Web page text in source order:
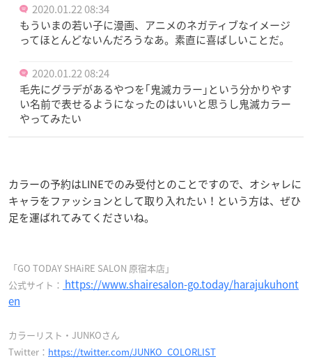
2020.01.22 08:34
もういまの若い子に漫画、アニメのネガティブなイメージ
ってほとんどないんだろうなあ。素直に喜ばしいことだ。
2020.01.22 08:24
毛先にグラデがあるやつを｢鬼滅カラー｣という分かりやす
い名前で表せるようになったのはいいと思うし鬼滅カラー
やってみたい
カラーの予約はLINEでのみ受付とのことですので、オシャレに
キャラをファッションとして取り入れたい！という方は、ぜひ
足を運ばれてみてくださいね。
「GO TODAY SHAiRE SALON 原宿本店」
公式サイト： https://www.shairesalon-go.today/harajukuhont
en
カラーリスト・JUNKOさん
Twitter： https://twitter.com/JUNKO_COLORLIST